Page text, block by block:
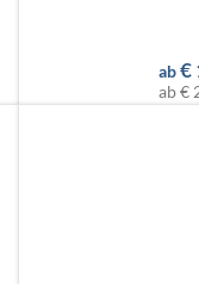
ab€
ab€